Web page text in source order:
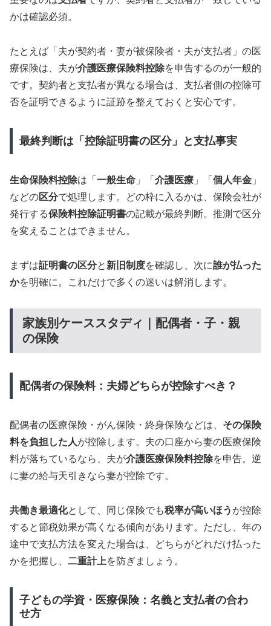
かは確認必須。
たとえば「夫が契約者・妻が被保険者・夫が支払者」の医
療保険は、夫が介護医療保険料控除を申告するのが一般的
です。契約者と支払者が異なる場合は、支払者側の控除可
否を証明できるように証跡を整えておくと安心です。
最終判断は「控除証明書の区分」と支払事実
生命保険料控除は「 一般生命 」「 介護医療 」「 個人年金 」
などの区分で処理します。どの枠に入るかは、保険会社が
発行する保険料控除証明書の記載が最終判断。推測で区分
を変えることはできません。
まずは証明書の区分と 新旧制度を確認し、次に誰が払った
かを明確に。これだけで多くの迷いは解消します。
家族別ケーススタディ｜配偶者・子・親
の保険
配偶者の保険料：夫婦どちらが控除すべき？
配偶者の医療保険・がん保険・終身保険などは、 その保険
料を負担した人が控除します。夫の口座から妻の医療保険
料が落ちているなら、夫が介護医療保険料控除を申告。逆
に妻の給与天引きなら妻が控除です。
共働き最適化として、同じ保険でも税率が高いほう が控除
すると節税効果が高くなる傾向があります。ただし、年の
途中で支払方法を変えた場合は、どちらがどれだけ払った
かを把握し、 二重計上を防ぎましょう。
子どもの学資・医療保険：名義と支払者の合わ
せ方